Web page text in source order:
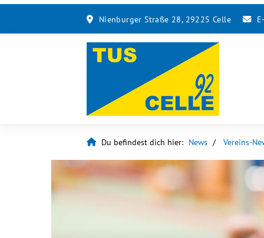
Nienburger Straße 28, 29225 Celle
Du befindest dich hier: News Vereins-